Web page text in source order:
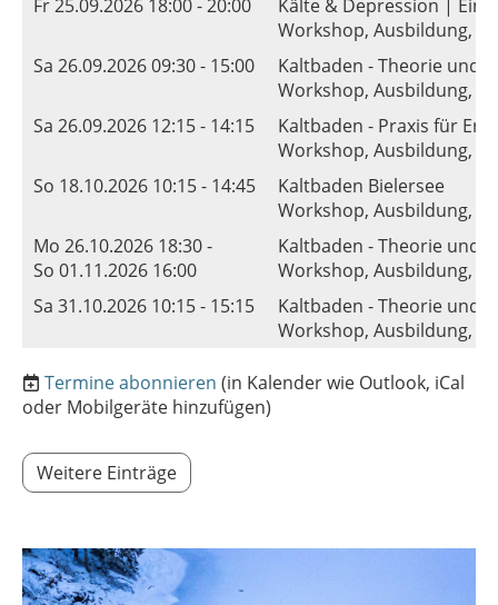
Fr 25.09.2026 18:00 - 20:00
Kälte & Depression |
Workshop, Ausbildung,
Sa 26.09.2026 09:30 - 15:00
Kaltbaden - Theorie und
Workshop, Ausbildung,
Sa 26.09.2026 12:15 - 14:15
Kaltbaden - Praxis für
Workshop, Ausbildung,
So 18.10.2026 10:15 - 14:45
Kaltbaden Bielersee
Workshop, Ausbildung,
Mo 26.10.2026 18:30 -
So 01.11.2026 16:00
Kaltbaden - Theorie und
Workshop, Ausbildung,
Sa 31.10.2026 10:15 - 15:15
Kaltbaden - Theorie und
Workshop, Ausbildung,
Termine abonnieren (in Kalender wie Outlook, iCal
oder Mobilgeräte hinzufügen)
Weitere Einträge